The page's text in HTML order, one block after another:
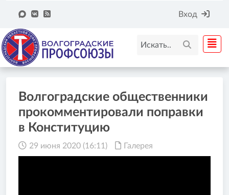
Вход
Волгоградские общественники
прокомментировали поправки
в Конституцию
29 июня 2020 (16:11) Галерея